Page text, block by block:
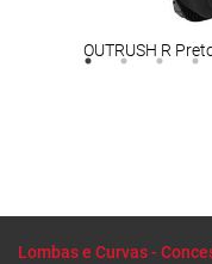
OUTRUSH R
Lombas e Curvas -